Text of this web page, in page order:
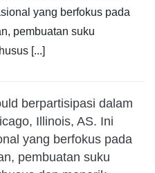
yang berfokus pada
pembuatan suku
[...]
berpartisipasi dalam
Illinois, AS. Ini
yang berfokus pada
pembuatan suku